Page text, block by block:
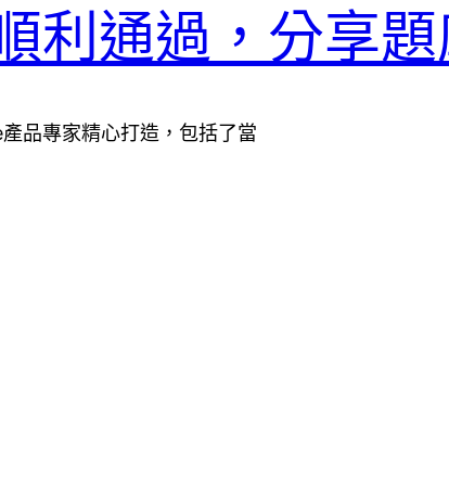
利通過，分享
品專家精心打造，包括了當